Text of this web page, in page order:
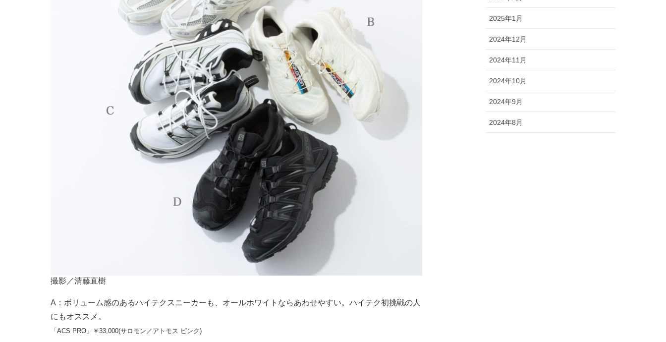
撮影／清藤直樹
A：ボリューム感のあるハイテクスニーカーも、オールホワイトならあわせやすい。ハイテク初挑戦の人
にもオススメ。
「ACS PRO」￥33,000(サロモン／アトモス ピンク)
2025年1月
2024年12月
2024年11月
2024年10月
2024年9月
2024年8月